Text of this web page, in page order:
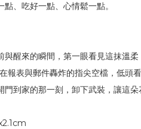
、吃好一點、心情鬆一點。
與醒來的瞬間，第一眼看見這抹溫柔
報表與郵件轟炸的指尖空檔，低頭
門到家的那一刻，卸下武裝，讓這朵